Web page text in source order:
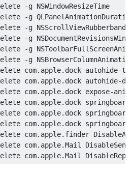
-g NSWindowResizeTime
-g
-g
-g
-g
-g
com.apple.dock autohide-
com.apple.dock autohide-
com.apple.dock expose-
com.apple.dock
com.apple.dock
com.apple.dock
com.apple.finder
com.apple.Mail